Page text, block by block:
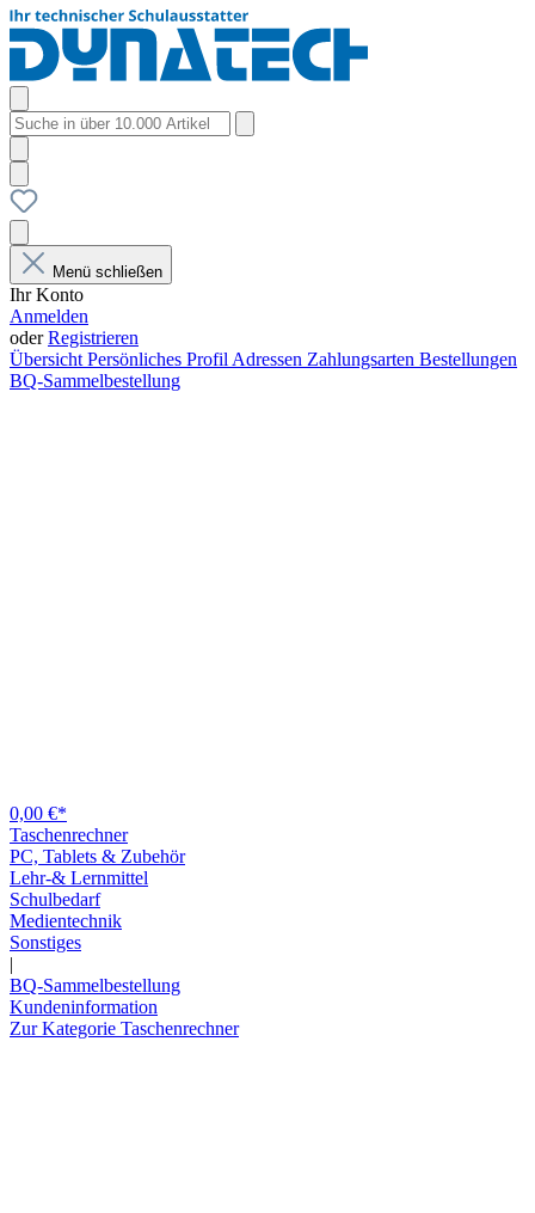
Menü schließen
Ihr Konto
Anmelden
oderRegistrieren
Übersicht Persönliches Profil Adressen Zahlungsarten Bestellungen
BQ-Sammelbestellung
0,00 €*
Taschenrechner
PC, Tablets & Zubehör
Lehr-& Lernmittel
Schulbedarf
Medientechnik
Sonstiges
|
BQ-Sammelbestellung
Kundeninformation
Zur Kategorie Taschenrechner